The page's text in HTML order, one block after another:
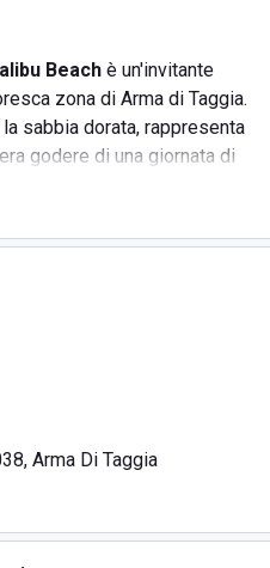
Beach è un'invitante
zona di Arma di Taggia.
sabbia dorata, rappresenta
godere di una giornata di
per garantire il massimo
ospiti.
gustare piatti deliziosi con
Arma Di Taggia